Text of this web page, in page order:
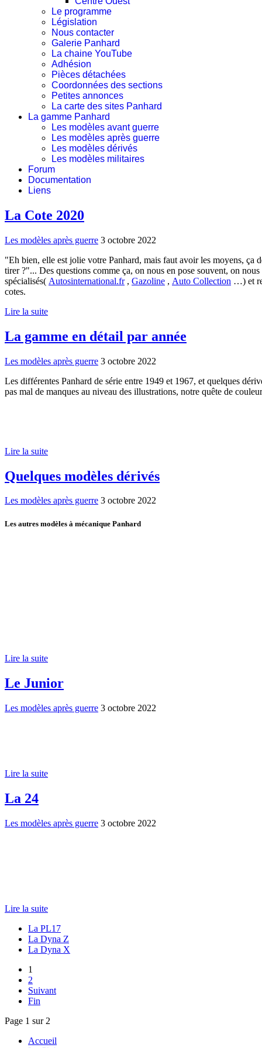
Le programme
Législation
Nous contacter
Galerie Panhard
La chaine YouTube
Adhésion
Pièces détachées
Coordonnées des sections
Petites annonces
La carte des sites Panhard
La gamme Panhard
Les modèles avant guerre
Les modèles après guerre
Les modèles dérivés
Les modèles militaires
Forum
Documentation
Liens
La Cote 2020
Les modèles après guerre 3 octobre 2022
"Eh bien, elle est jolie votre Panhard, mais faut avoir les moyens,
tirer ?"... Des questions comme ça, on nous en pose souvent, on
spécialisés( Autosinternational.fr, Gazoline , Auto Collection …) et
cotes.
Lire la suite
La gamme en détail par année
Les modèles après guerre 3 octobre 2022
Les différentes Panhard de série entre 1949 et 1967, et quelques
pas mal de manques au niveau des illustrations, notre quête de
Lire la suite
Quelques modèles dérivés
Les modèles après guerre 3 octobre 2022
Les autres modèles à mécanique Panhard
Lire la suite
Le Junior
Les modèles après guerre 3 octobre 2022
Lire la suite
La 24
Les modèles après guerre 3 octobre 2022
Lire la suite
La PL17
La Dyna Z
La Dyna X
1
2
Suivant
Fin
Page 1 sur 2
Accueil